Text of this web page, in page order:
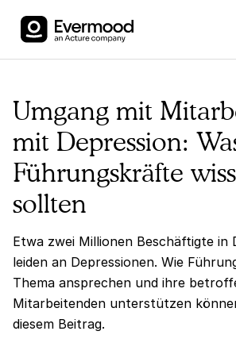
Umgang mit
mit Depression:
Führungskräfte
sollten
Etwa zwei Millionen Beschäftigte in
leiden an Depressionen. Wie
Thema ansprechen und ihre
Mitarbeitenden unterstützen
diesem Beitrag.